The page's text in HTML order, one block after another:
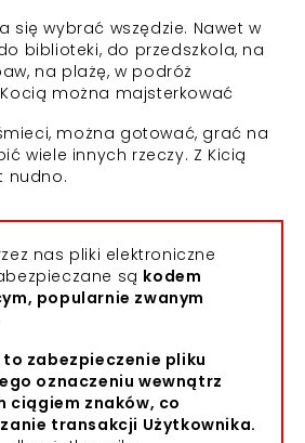
się wybrać wszędzie. Nawet w
biblioteki, do przedszkola, na
na plażę, w podróż
można majsterkować
można gotować, grać na
wiele innych rzeczy. Z Kicią
nudno.
nas pliki elektroniczne
są kodem
popularnie zwanym
zabezpieczenie pliku
oznaczeniu wewnątrz
ciągiem znaków, co
transakcji Użytkownika.